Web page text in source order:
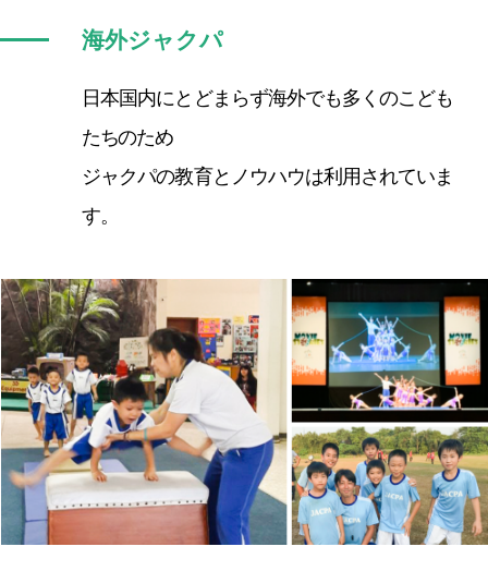
海外ジャクパ
日本国内にとどまらず海外でも多くのこども
たちのため
ジャクパの教育とノウハウは利用されていま
す。